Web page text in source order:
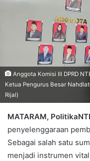
Anggota Komisi III DPRD
Ketua Pengurus Besar
Rijal)
MATARAM,
penyelenggaraan
Sebagai salah satu
menjadi instrumen